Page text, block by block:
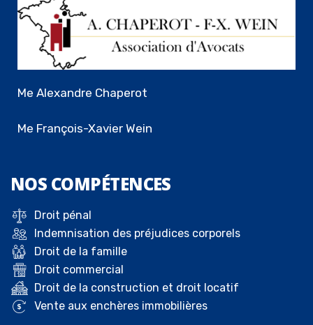
Me Alexandre Chaperot
Me François-Xavier Wein
NOS COMPÉTENCES
Droit pénal
Indemnisation des préjudices corporels
Droit de la famille
Droit commercial
Droit de la construction et droit locatif
Vente aux enchères immobilières